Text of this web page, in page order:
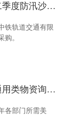
西安中铁2026年度二季度防汛沙袋紧急采购询价公告
铁轨道交通有限
购。
西安中铁2026年度通用类物资询比（价）采购项目（油脂类） 公告
各部门所需美